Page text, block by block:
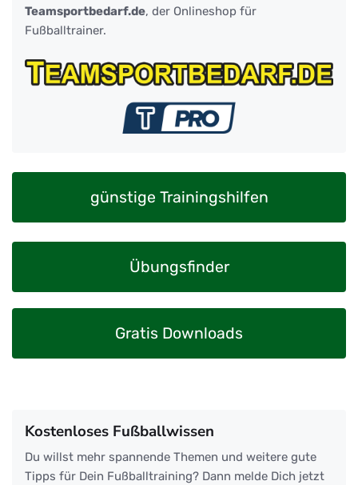
Teamsportbedarf.de, der Onlineshop für
Fußballtrainer.
günstige Trainingshilfen
Übungsfinder
Gratis Downloads
Kostenloses Fußballwissen
Du willst mehr spannende Themen und weitere gute
Tipps für Dein Fußballtraining? Dann melde Dich jetzt